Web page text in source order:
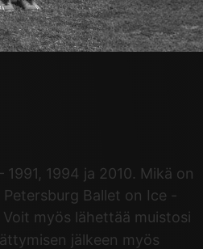
1994 ja 2010. Mikä on
Ballet on Ice -
Voit myös lähettää muistosi
jälkeen myös